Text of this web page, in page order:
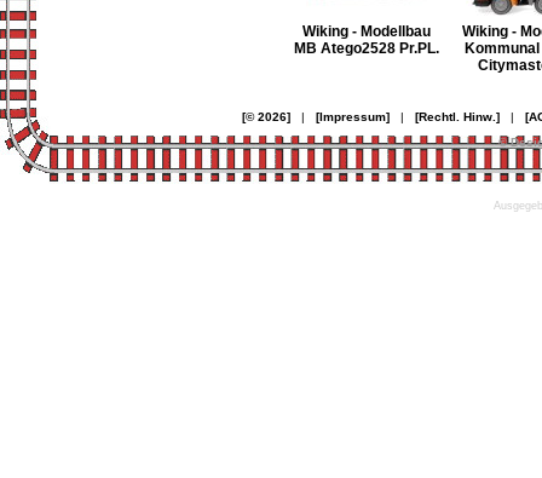
Wiking - Modellbau
MB Atego2528 Pr.PL.
Wiking -
[© 2026]| [Impressum]| [Rechtl. Hinw.]|
©